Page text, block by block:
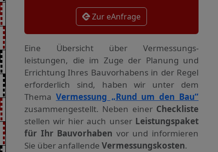
Zur eAnfrage
Eine Übersicht über Vermessungs­
leistungen, die im Zuge der Planung und
Errichtung Ihres Bauvorhabens in der Regel
erforderlich sind, haben wir unter dem
Thema Vermessung „Rund um den Bau“
zusammengestellt. Neben einer Checkliste
stellen wir hier auch unser Leistungspaket
für Ihr Bauvorhaben vor und informieren
Sie über anfallende Vermessungskosten.